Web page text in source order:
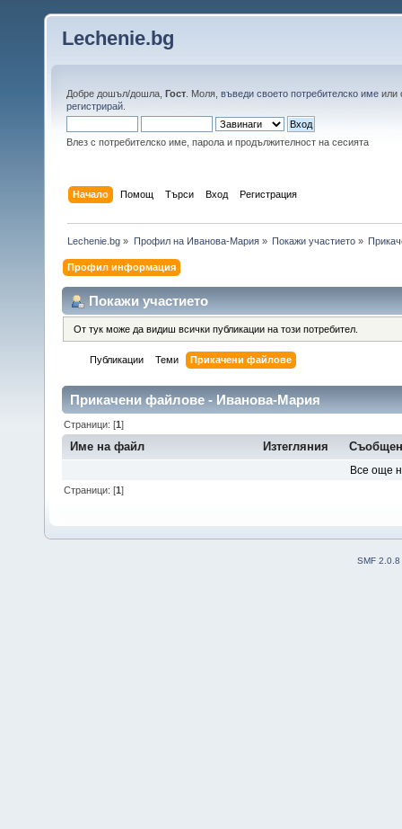
Lechenie.bg
Добре дошъл/дошла, Гост . Моля, въведи своето потребителско име или
регистрирай
Влез с потребителско име, парола и продължителност на сесията
Начало Помощ Търси Вход Регистрация
Lechenie.bg » Профил на Иванова-Мария» Покажи участието»
Профил информация
Покажи участието
От тук може да видиш всички публикации на този потребител.
Публикации Теми Прикачени файлове
Прикачени файлове - Иванова-Мария
Страници: [1]
Име на файл Изтегляния
Все още
Страници: [1]
SMF 2.0.8